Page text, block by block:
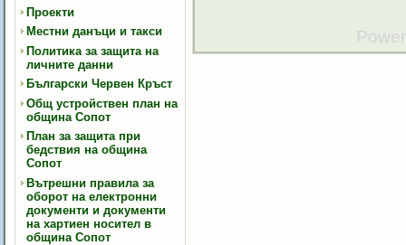
Проекти
Местни данъци и такси
Политика за защита на
личните данни
Български Червен Кръст
Общ устройствен план на
община Сопот
План за защита при
бедствия на община
Сопот
Вътрешни правила за
оборот на електронни
документи и документи
на хартиен носител в
община Сопот